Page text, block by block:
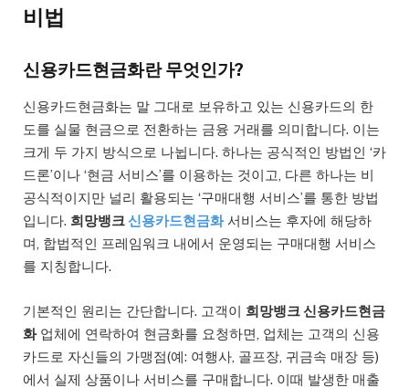
비법
신용카드현금화란 무엇인가?
신용카드현금화는 말 그대로 보유하고 있는 신용카드의 한
도를 실물 현금으로 전환하는 금융 거래를 의미합니다. 이는
크게 두 가지 방식으로 나뉩니다. 하나는 공식적인 방법인 ‘카
드론’이나 ‘현금 서비스’를 이용하는 것이고, 다른 하나는 비
공식적이지만 널리 활용되는 ‘구매대행 서비스’를 통한 방법
입니다. 희망뱅크신용카드현금화서비스는 후자에 해당하
며, 합법적인 프레임워크 내에서 운영되는 구매대행 서비스
를 지칭합니다.
기본적인 원리는 간단합니다. 고객이 희망뱅크 신용카드현금
화업체에 연락하여 현금화를 요청하면, 업체는 고객의 신용
카드로 자신들의 가맹점(예: 여행사, 골프장, 귀금속 매장 등)
에서 실제 상품이나 서비스를 구매합니다. 이때 발생한 매출